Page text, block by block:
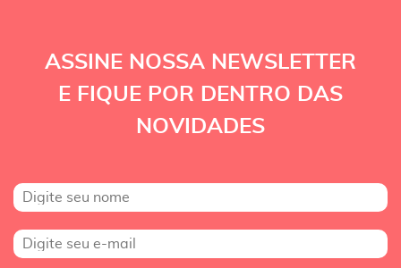
ASSINE NOSSA NEWSLETTER
E FIQUE POR DENTRO DAS
NOVIDADES